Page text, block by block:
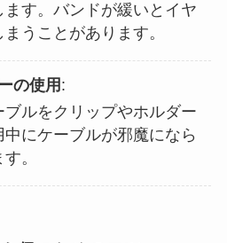
ます。バンドが緩いとイヤ
うことがあります。
の使用 :
ブルをクリップやホルダー
にケーブルが邪魔になら
。